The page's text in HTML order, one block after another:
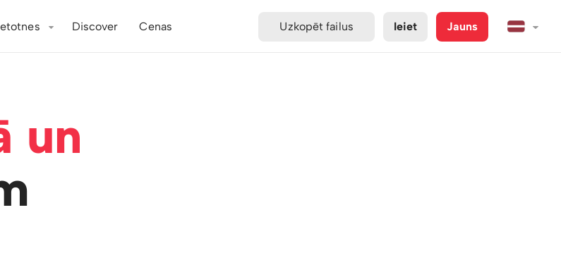
Discover Cenas Uzkopēt failus Ieiet Jauns
un